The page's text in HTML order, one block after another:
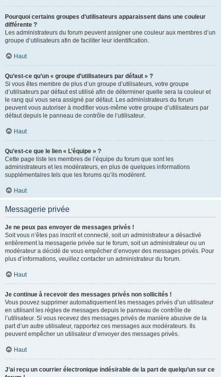
Pourquoi certains groupes d’utilisateurs apparaissent dans une couleur
différente ?
Les administrateurs du forum peuvent assigner une couleur aux membres d’un
groupe d’utilisateurs afin de faciliter leur identification.
Haut
Qu’est-ce qu’un « groupe d’utilisateurs par défaut » ?
Si vous êtes membre de plus d’un groupe d’utilisateurs, votre groupe
d’utilisateurs par défaut est utilisé afin de déterminer quelle sera la couleur et
le rang qui vous sera assigné par défaut. Les administrateurs du forum
peuvent vous autoriser à modifier vous-même votre groupe d’utilisateurs par
défaut depuis le panneau de contrôle de l’utilisateur.
Haut
Qu’est-ce que le lien « L’équipe » ?
Cette page liste les membres de l’équipe du forum que sont les
administrateurs et les modérateurs, en plus de quelques informations
supplémentaires tels que les forums qu’ils modèrent.
Haut
Messagerie privée
Je ne peux pas envoyer de messages privés !
Soit vous n’êtes pas inscrit et connecté, soit un administrateur a désactivé
entièrement la messagerie privée sur le forum, soit un administrateur ou un
modérateur a décidé de vous empêcher d’envoyer des messages privés. Pour
plus d’informations, veuillez contacter un administrateur du forum.
Haut
Je continue à recevoir des messages privés non sollicités !
Vous pouvez supprimer automatiquement les messages privés d’un utilisateur
en utilisant les règles de messages depuis le panneau de contrôle de
l’utilisateur. Si vous recevez des messages privés de manière abusive de la
part d’un autre utilisateur, rapportez ces messages aux modérateurs. Ils
peuvent empêcher un utilisateur d’envoyer des messages privés.
Haut
J’ai reçu un courrier électronique indésirable de la part de quelqu’un sur ce